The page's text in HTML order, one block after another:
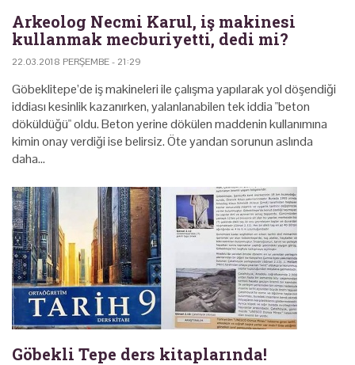
Arkeolog Necmi Karul, iş makinesi
kullanmak mecburiyetti, dedi mi?
22.03.2018 PERŞEMBE - 21:29
Göbeklitepe’de iş makineleri ile çalışma yapılarak yol döşendiği
iddiası kesinlik kazanırken, yalanlanabilen tek iddia "beton
döküldüğü" oldu. Beton yerine dökülen maddenin kullanımına
kimin onay verdiği ise belirsiz. Öte yandan sorunun aslında
daha…
Göbekli Tepe ders kitaplarında!